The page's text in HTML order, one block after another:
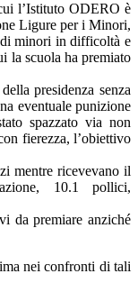
l’Istituto ODERO è
Ligure per i Minori,
di minori in difficoltà e
la scuola ha premiato
presidenza senza
eventuale punizione
spazzato via non
fierezza, l’obiettivo
mentre ricevevano il
10.1 pollici,
da premiare anziché
nei confronti di tali